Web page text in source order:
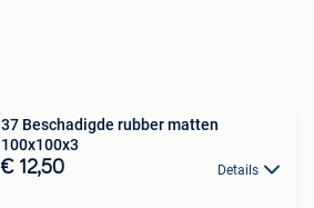
37 Beschadigde rubber matten
100x100x3
€ 12,50 Details